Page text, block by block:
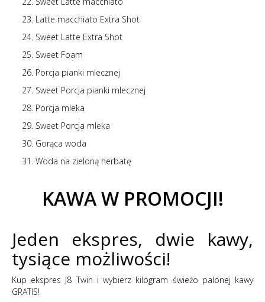
Latte macchiato Extra Shot
Sweet Latte Extra Shot
Sweet Foam
Porcja pianki mlecznej
Sweet Porcja pianki mlecznej
Porcja mleka
Sweet Porcja mleka
Gorąca woda
Woda na zieloną herbatę
KAWA W PROMOCJI!
Jeden ekspres, dwie kawy,
tysiące możliwości!
Kup ekspres J8 Twin i wybierz kilogram świeżo palonej kawy
GRATIS!